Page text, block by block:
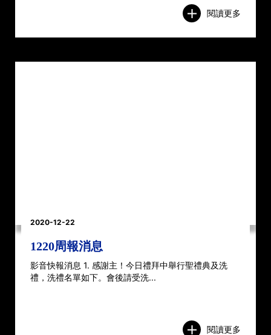
閱讀更多
2020-12-22
1220周報消息
影音快報消息 1. 感謝主！今日禮拜中舉行聖禮典及洗
禮，洗禮名單如下。會後請受洗...
閱讀更多